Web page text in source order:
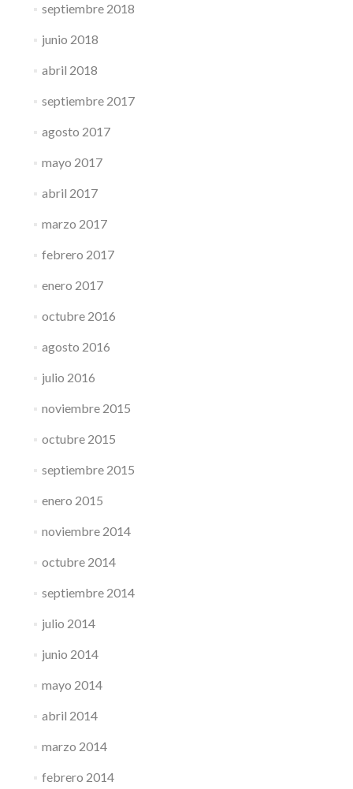
septiembre 2018
junio 2018
abril 2018
septiembre 2017
agosto 2017
mayo 2017
abril 2017
marzo 2017
febrero 2017
enero 2017
octubre 2016
agosto 2016
julio 2016
noviembre 2015
octubre 2015
septiembre 2015
enero 2015
noviembre 2014
octubre 2014
septiembre 2014
julio 2014
junio 2014
mayo 2014
abril 2014
marzo 2014
febrero 2014